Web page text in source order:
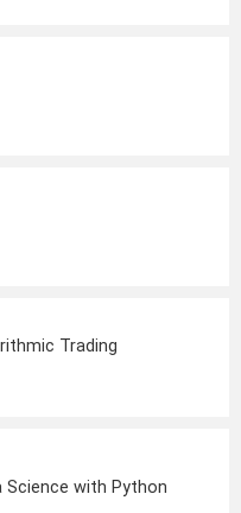
Trading
with Python